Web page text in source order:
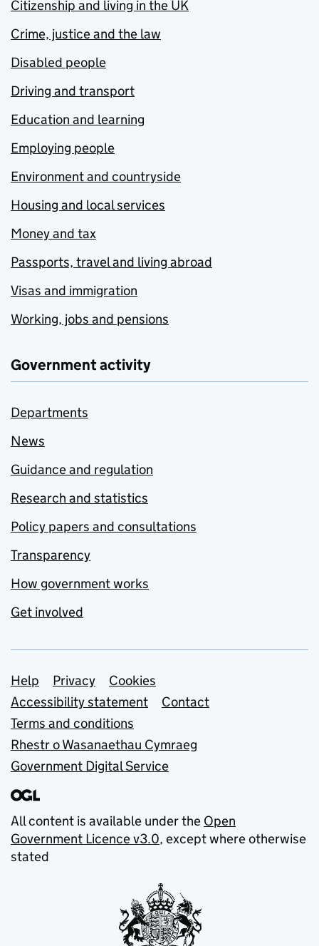
Citizenship and living in the UK
Crime, justice and the law
Disabled people
Driving and transport
Education and learning
Employing people
Environment and countryside
Housing and local services
Money and tax
Passports, travel and living abroad
Visas and immigration
Working, jobs and pensions
Government activity
Departments
News
Guidance and regulation
Research and statistics
Policy papers and consultations
Transparency
How government works
Get involved
Support links
Help Privacy
Cookies
Accessibility statement
Contact
Terms and conditions
Rhestr o Wasanaethau Cymraeg
Government Digital Service
All content is available under the Open
Government Licence v3.0, except where otherwise
stated